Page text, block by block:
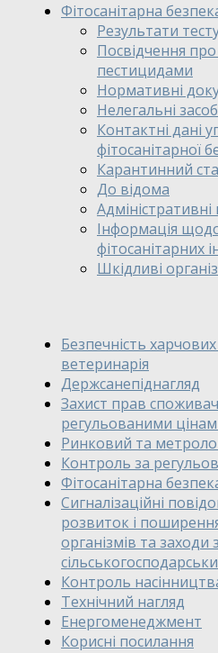
Фітосанітарна
Результати
Посвідчення
пестицидами
Нормативні
Нелегальні
Контактні дані
фітосанітарної
Карантинний
До відома
Адміністративні
Інформація
фітосанітарних
Шкідливі
Безпечність
ветеринарія
Держсанепіднагляд
Захист прав
регульованими
Ринковий та
Контроль за
Фітосанітарна
Сигналізаційні
розвиток і
організмів та заходи
Контроль
Технічний нагляд
Енергоменеджмент
Корисні посилання